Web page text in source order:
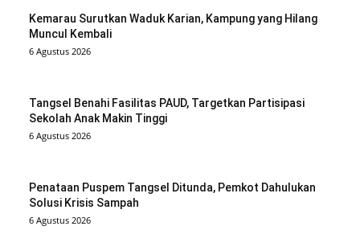
Kemarau Surutkan Waduk Karian, Kampung yang Hilang
Muncul Kembali
6 Agustus 2026
Tangsel Benahi Fasilitas PAUD, Targetkan Partisipasi
Sekolah Anak Makin Tinggi
6 Agustus 2026
Penataan Puspem Tangsel Ditunda, Pemkot Dahulukan
Solusi Krisis Sampah
6 Agustus 2026